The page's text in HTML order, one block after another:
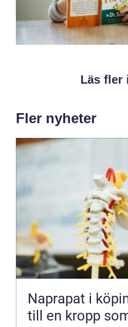
Läs fler
Fler nyheter
Naprapat i köping vägen
till en kropp